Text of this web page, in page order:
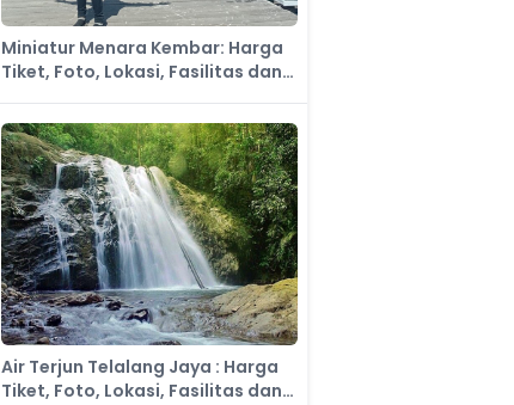
Miniatur Menara Kembar: Harga
Tiket, Foto, Lokasi, Fasilitas dan
Air Terjun Telalang Jaya : Harga
Tiket, Foto, Lokasi, Fasilitas dan